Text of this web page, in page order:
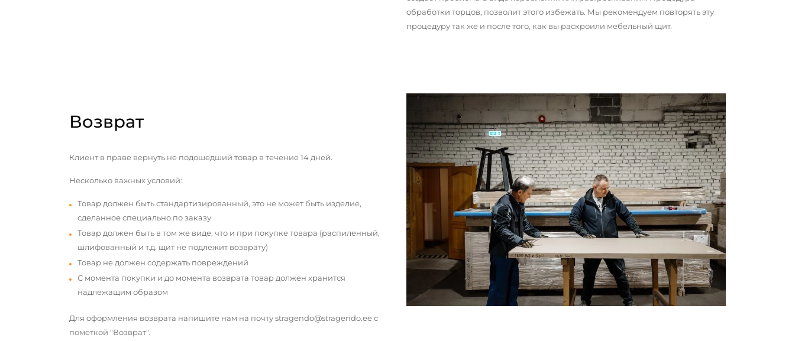
обработки торцов, позволит этого избежать. Мы рекомендуем повторять эту
процедуру так же и после того, как вы раскроили мебельный щит.
Возврат
Клиент в праве вернуть не подошедший товар в течение 14 дней.
Несколько важных условий:
Товар должен быть стандартизированный, это не может быть изделие,
сделанное специально по заказу
Товар должен быть в том же виде, что и при покупке товара (распиленный,
шлифованный и т.д. щит не подлежит возврату)
Товар не должен содержать повреждений
С момента покупки и до момента возврата товар должен хранится
надлежащим образом
Для оформления возврата напишите нам на почту stragendo@stragendo.ee с
пометкой "Возврат".